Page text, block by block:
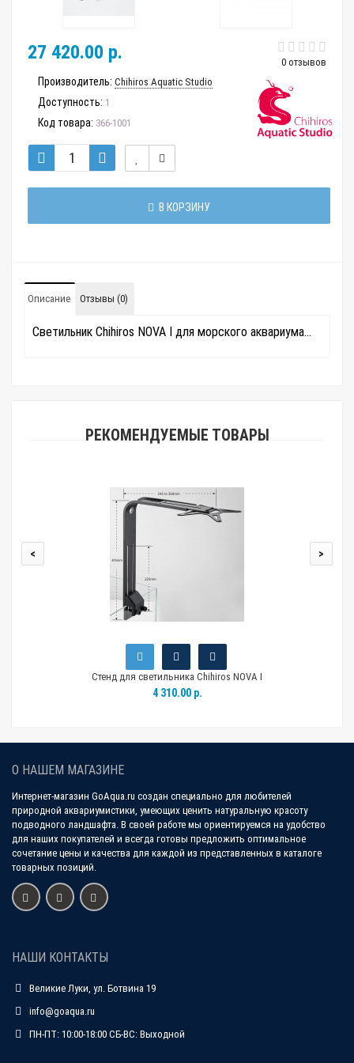
0 отзывов
27 420.00 р.
Производитель: Chihiros Aquatic Studio
Доступность: 1
Код товара: 366-1001
В КОРЗИНУ
Описание Отзывы (0)
Светильник Chihiros NOVA I для морского аквариума...
РЕКОМЕНДУЕМЫЕ ТОВАРЫ
Стенд для светильника Chihiros NOVA I
4 310.00 р.
< >
О НАШЕМ МАГАЗИНЕ
Интернет-магазин GoAqua.ru создан специально для любителей
природной аквариумистики, умеющих ценить натуральную красоту
подводного ландшафта. В своей работе мы ориентируемся на удобство
для наших покупателей и всегда готовы предложить оптимальное
сочетание цены и качества для каждой из представленных в каталоге
товарных позиций.
НАШИ КОНТАКТЫ
Великие Луки, ул. Ботвина 19
info@goaqua.ru
ПН-ПТ: 10:00-18:00 СБ-ВС: Выходной